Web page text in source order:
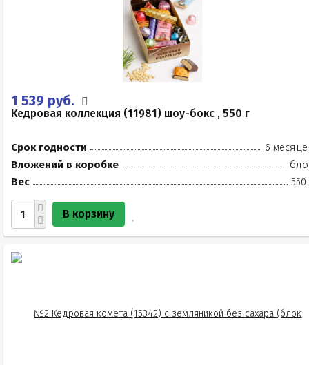
1 539 руб.
Кедровая коллекция (11981) шоу-бокс , 550 г
Срок годности
6
Вложений в коробке
Вес
550
В корзину